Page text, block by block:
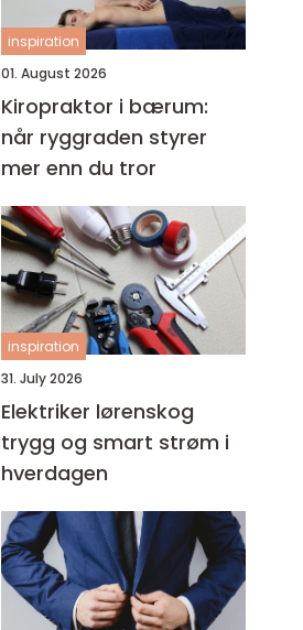
inspiration
01. August 2026
Kiropraktor i bærum:
når ryggraden styrer
mer enn du tror
inspiration
31. July 2026
Elektriker lørenskog
trygg og smart strøm i
hverdagen